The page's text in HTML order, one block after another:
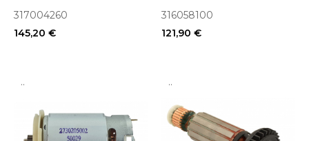
317004260
145,20 €
(316058100)
316058100
121,90 €
.. ..